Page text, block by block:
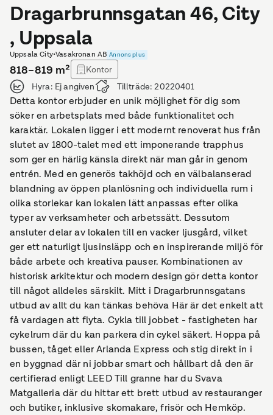
Dragarbrunnsgatan 46, City
, Uppsala
Uppsala City•Vasakronan AB Annons plus
818–819 m²
Kontor
Hyra: Ej angiven Tillträde:20220401
Detta kontor erbjuder en unik möjlighet för dig som
söker en arbetsplats med både funktionalitet och
karaktär. Lokalen ligger i ett modernt renoverat hus från
slutet av 1800-talet med ett imponerande trapphus
som ger en härlig känsla direkt när man går in genom
entrén. Med en generös takhöjd och en välbalanserad
blandning av öppen planlösning och individuella rum i
olika storlekar kan lokalen lätt anpassas efter olika
typer av verksamheter och arbetssätt. Dessutom
ansluter delar av lokalen till en vacker ljusgård, vilket
ger ett naturligt ljusinsläpp och en inspirerande miljö för
både arbete och kreativa pauser. Kombinationen av
historisk arkitektur och modern design gör detta kontor
till något alldeles särskilt. Mitt i Dragarbrunnsgatans
utbud av allt du kan tänkas behöva Här är det enkelt att
få vardagen att flyta. Cykla till jobbet - fastigheten har
cykelrum där du kan parkera din cykel säkert. Hoppa på
bussen, tåget eller Arlanda Express och stig direkt in i
en byggnad där ni jobbar smart och hållbart då den är
certifierad enligt LEED Till granne har du Svava
Matgalleria där du hittar ett brett utbud av restauranger
och butiker, inklusive skomakare, frisör och Hemköp.